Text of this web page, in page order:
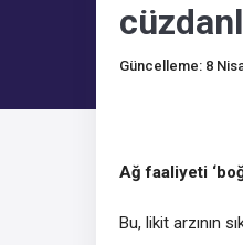
Güncelleme: 8
Ağ faaliyeti
Bu, likit arzının